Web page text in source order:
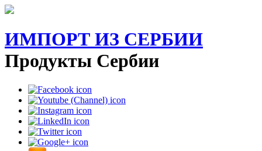
ИМПОРТ ИЗ СЕРБИИ
Продукты Сербии